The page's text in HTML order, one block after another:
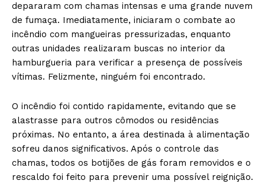
depararam com chamas intensas e uma grande nuvem
de fumaça. Imediatamente, iniciaram o combate ao
incêndio com mangueiras pressurizadas, enquanto
outras unidades realizaram buscas no interior da
hamburgueria para verificar a presença de possíveis
vítimas. Felizmente, ninguém foi encontrado.
O incêndio foi contido rapidamente, evitando que se
alastrasse para outros cômodos ou residências
próximas. No entanto, a área destinada à alimentação
sofreu danos significativos. Após o controle das
chamas, todos os botijões de gás foram removidos e o
rescaldo foi feito para prevenir uma possível reignição.